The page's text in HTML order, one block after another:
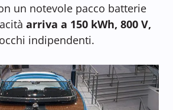
un notevole pacco batterie
arriva a 150 kWh, 800 V,
indipendenti.